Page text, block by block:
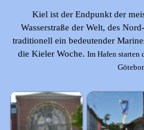
Kiel ist der Endpunkt der
Wasserstraße der Welt, des
traditionell ein bedeutender
die Kieler Woche. Im Hafen starten